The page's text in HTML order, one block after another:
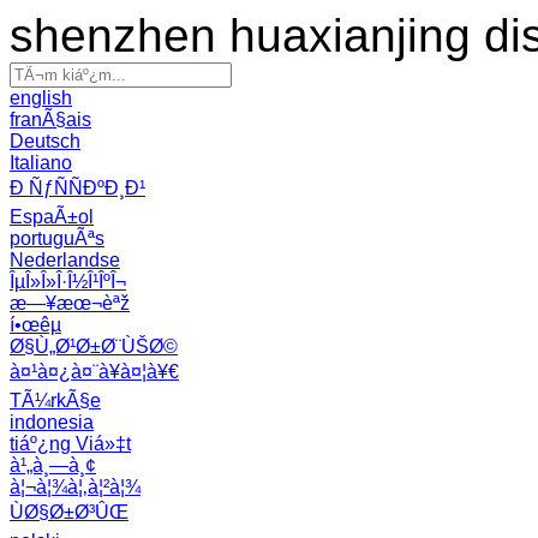
shenzhen huaxianjing
english
franÃ§ais
Deutsch
Italiano
Ð ÑƒÑÑÐºÐ¸Ð¹
EspaÃ±ol
portuguÃªs
Nederlandse
ÎµÎ»Î»Î·Î½Î¹ÎºÎ¬
æ—¥æœ¬èªž
í•œêµ­
Ø§Ù„Ø¹Ø±Ø¨ÙŠØ©
à¤¹à¤¿à¤¨à¥à¤¦à¥€
TÃ¼rkÃ§e
indonesia
tiáº¿ng Viá»‡t
à¹„à¸—à¸¢
à¦¬à¦¾à¦‚à¦²à¦¾
ÙØ§Ø±Ø³ÛŒ